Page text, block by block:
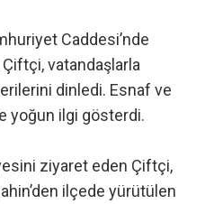
Caddesi’nde
vatandaşlarla
dinledi. Esnaf ve
yoğun ilgi gösterdi.
ziyaret eden Çiftçi,
ilçede yürütülen